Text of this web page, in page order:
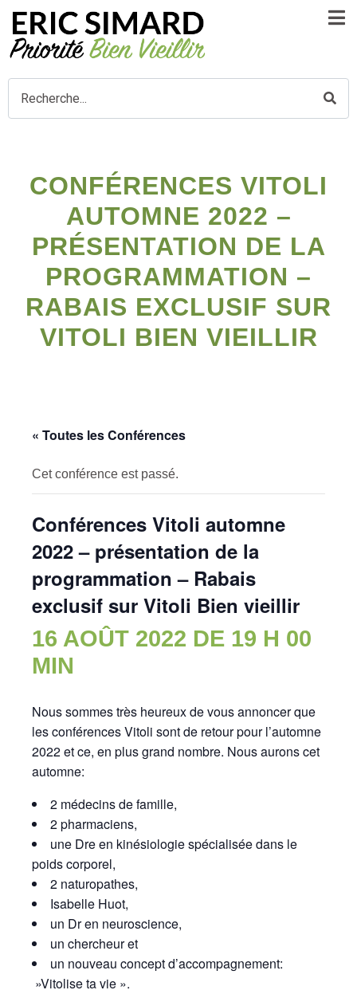
CONFÉRENCES VITOLI
AUTOMNE 2022 –
PRÉSENTATION DE LA
PROGRAMMATION –
RABAIS EXCLUSIF SUR
VITOLI BIEN VIEILLIR
« Toutes les Conférences
Cet conférence est passé.
Conférences Vitoli automne
2022 – présentation de la
programmation – Rabais
exclusif sur Vitoli Bien vieillir
16 AOÛT 2022 DE 19 H 00
MIN
Nous sommes très heureux de vous annoncer que
les conférences Vitoli sont de retour pour l’automne
2022 et ce, en plus grand nombre. Nous aurons cet
automne:
2 médecins de famille,
2 pharmaciens,
une Dre en kinésiologie spécialisée dans le
poids corporel,
2 naturopathes,
Isabelle Huot,
un Dr en neuroscience,
un chercheur et
un nouveau concept d’accompagnement:
»Vitolise ta vie ».